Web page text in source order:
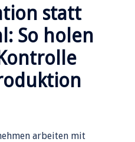
statt
So holen
arbeiten mit